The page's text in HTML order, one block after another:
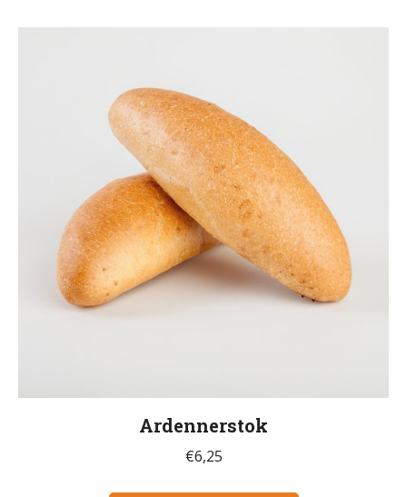
Ardennerstok
€6,25